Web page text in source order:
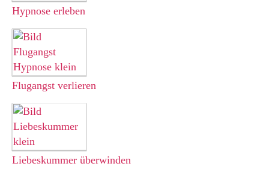
Hypnose erleben
Flugangst verlieren
Liebeskummer überwinden